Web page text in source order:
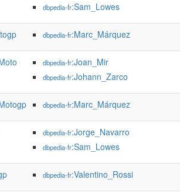
dbpedia-fr:Sam_Lowes
dbpedia-fr:Marc_Márquez
dbpedia-fr:Joan_Mir
dbpedia-fr:Johann_Zarco
dbpedia-fr:Marc_Márquez
dbpedia-fr:Jorge_Navarro
dbpedia-fr:Sam_Lowes
dbpedia-fr:Valentino_Rossi